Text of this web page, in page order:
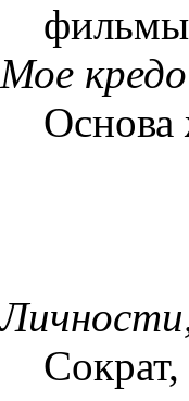
фильмы
Мое кредо